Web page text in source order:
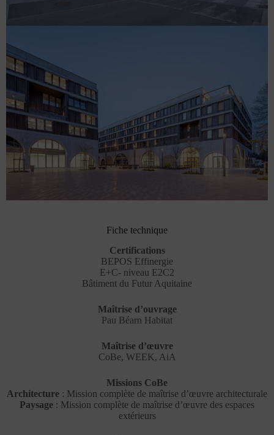
Fiche technique
Certifications
BEPOS Effinergie
E+C- niveau E2C2
Bâtiment du Futur Aquitaine
Maîtrise d’ouvrage
Pau Béarn Habitat
Maîtrise d’œuvre
CoBe, WEEK, AiA
Missions CoBe
Architecture : Mission complète de maîtrise d’œuvre architecturale
Paysage : Mission complète de maîtrise d’œuvre des espaces
extérieurs